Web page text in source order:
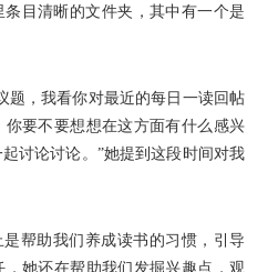
目清晰的文件夹，其中有一个是
题，我看你对最近的每日一读回帖
要不要想想在这方面有什么感兴
讨论讨论。”她提到这段时间对我
是帮助我们养成读书的习惯，引导
她还在帮助我们发掘兴趣点，观